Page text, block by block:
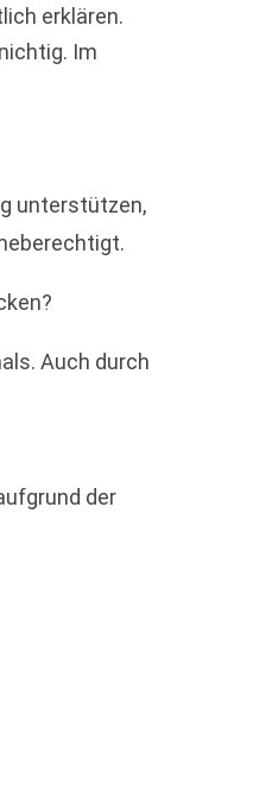
erklären.
Im
unterstützen,
Auch durch
der